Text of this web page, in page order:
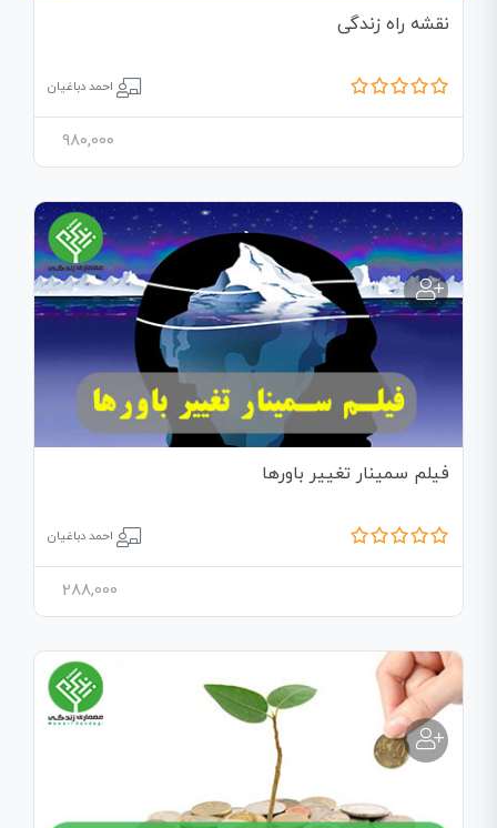
نقشه راه زندگی
احمد دباغیان
980,000
فیلم سمینار تغییر باورها
احمد دباغیان
288,000